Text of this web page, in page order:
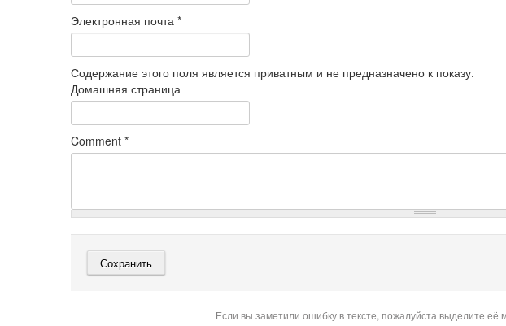
Электронная почта *
Содержание этого поля является приватным и не предназначено к показу.
Домашняя страница
Comment *
Если вы заметили ошибку в тексте, пожалуйста выделите